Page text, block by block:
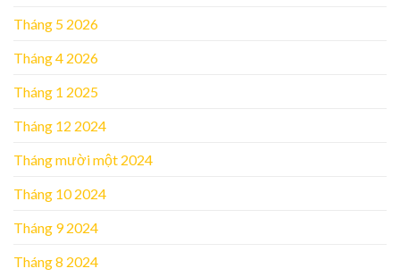
Tháng 5 2026
Tháng 4 2026
Tháng 1 2025
Tháng 12 2024
Tháng mười một 2024
Tháng 10 2024
Tháng 9 2024
Tháng 8 2024